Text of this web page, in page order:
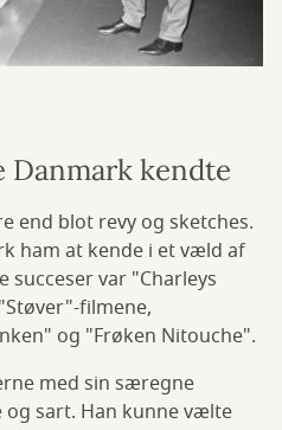
Danmark kendte
end blot revy og sketches.
ham at kende i et væld af
var "Charleys
filmene,
og "Frøken Nitouche".
med sin særegne
og sart. Han kunne vælte